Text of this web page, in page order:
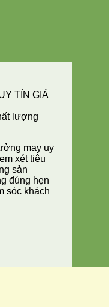
TÍN GIÁ
lượng
may uy
xét tiêu
sản
đúng hẹn
sóc khách